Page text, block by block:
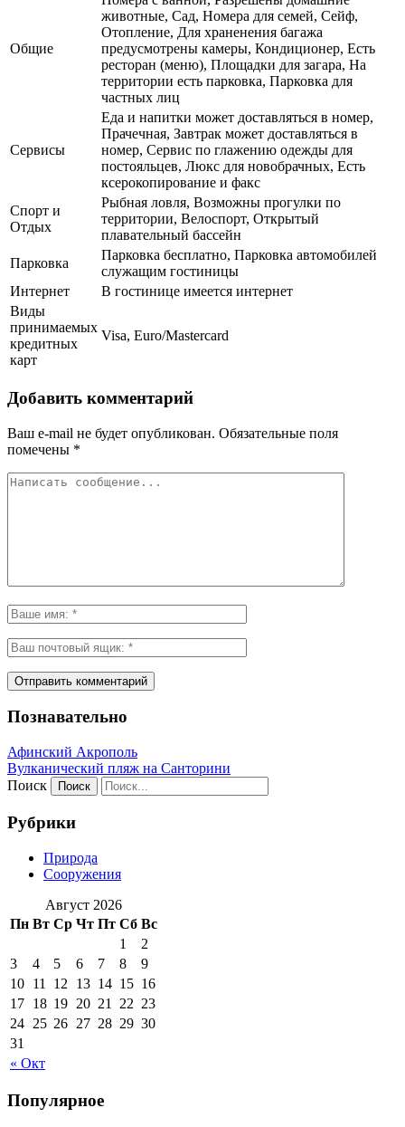
Общие
животные, Сад, Номера для семей, Сейф,
Отопление, Для храненения багажа
предусмотрены камеры, Кондиционер, Есть
ресторан (меню), Площадки для загара, На
территории есть парковка, Парковка для
частных лиц
Сервисы
Еда и напитки может доставляться в номер,
Прачечная, Завтрак может доставляться в
номер, Сервис по глажению одежды для
постояльцев, Люкс для новобрачных, Есть
ксерокопирование и факс
Спорт и
Отдых
Рыбная ловля, Возможны прогулки по
территории, Велоспорт, Открытый
плавательный бассейн
Парковка
Парковка бесплатно, Парковка автомобилей
служащим гостиницы
Интернет
В гостинице имеется интернет
Виды
принимаемых
кредитных
карт
Visa, Euro/Mastercard
Добавить комментарий
Ваш e-mail не будет опубликован. Обязательные поля
помечены *
Познавательно
Афинский Акрополь
Вулканический пляж на Санторини
Поиск
Рубрики
Природа
Сооружения
Август 2026
Пн Вт Ср Чт Пт Сб Вс
« Окт
1
2
3
4 5 6 7 8
9
10 11 12 13 14 15 16
17 18 19 20 21 22 23
24 25 26 27 28 29 30
31
Популярное